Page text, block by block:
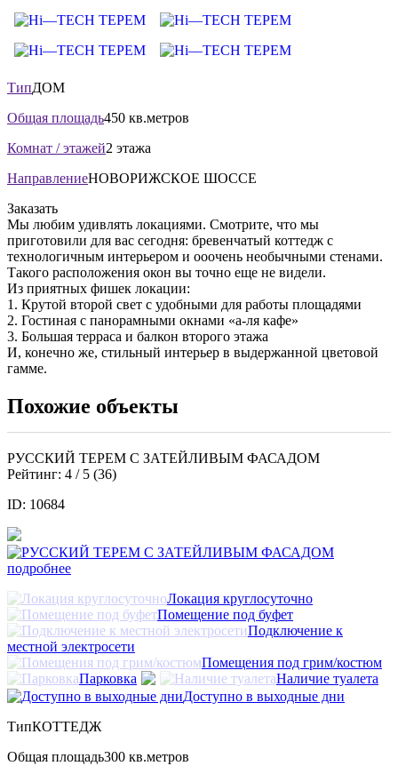
ТипДОМ
Общая площадь450 кв.метров
Комнат / этажей2 этажа
НаправлениеНОВОРИЖСКОЕ ШОССЕ
Заказать
Мы любим удивлять локациями. Смотрите, что мы
приготовили для вас сегодня: бревенчатый коттедж с
технологичным интерьером и ооочень необычными стенами.
Такого расположения окон вы точно еще не видели.
Из приятных фишек локации:
1. Крутой второй свет с удобными для работы площадями
2. Гостиная с панорамными окнами «а-ля кафе»
3. Большая терраса и балкон второго этажа
И, конечно же, стильный интерьер в выдержанной цветовой
гамме.
Похожие объекты
РУССКИЙ ТЕРЕМ С ЗАТЕЙЛИВЫМ ФАСАДОМ
Рейтинг: 4 / 5 (36)
ID: 10684
подробнее
Локация круглосуточно
Помещение под буфет
Подключение к
местной электросети
Помещения под грим/костюм
Парковка
Наличие туалета
Доступно в выходные дни
ТипКОТТЕДЖ
Общая площадь300 кв.метров